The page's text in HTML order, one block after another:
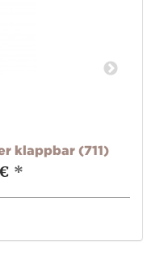
klappbar (711)
*